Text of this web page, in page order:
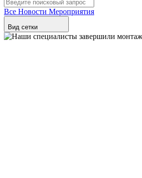
Все Новости Мероприятия
Вид сетки